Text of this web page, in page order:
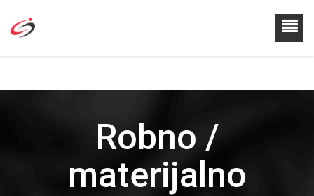
Robno /
materijalno